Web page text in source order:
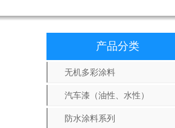
产品分类
无机多彩涂料
汽车漆（油性、水性）
防水涂料系列